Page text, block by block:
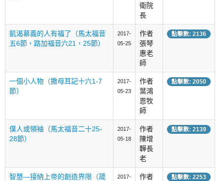
衛院
長
飢渴慕義的人有福了（馬太福音
五6節，路加福音六21，25節）
2017-
05-25
作者
張琴
惠老
師
點擊數: 2136
一個小人物（撒母耳記十六1-7
節）
2017-
05-23
作者
葉鴻
恩牧
師
點擊數: 2050
僕人或領袖（馬太福音二十25-
28節）
2017-
05-18
作者
陳增
韡長
老
點擊數: 2139
智慧—接納上帝的創造界限（箴
2017-
作者
點擊數: 2253